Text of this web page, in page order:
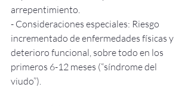
arrepentimiento.
- Consideraciones especiales: Riesgo
incrementado de enfermedades físicas y
deterioro funcional, sobre todo en los
primeros 6-12 meses (“síndrome del
viudo”).